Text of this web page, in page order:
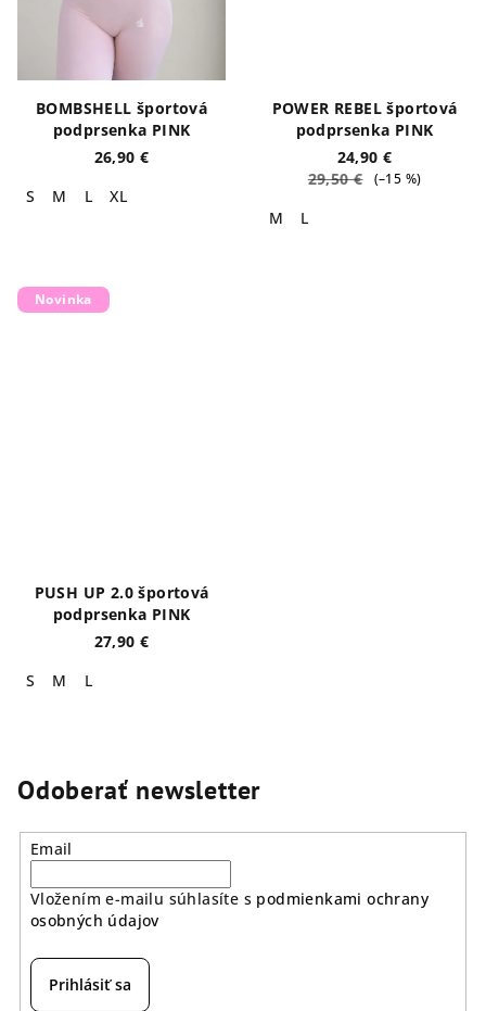
BOMBSHELL športová
podprsenka PINK
26,90 €
S
M L XL
POWER REBEL športová
podprsenka PINK
24,90 €
29,50 €
(–15 %)
M L
Novinka
PUSH UP 2.0 športová
podprsenka PINK
27,90 €
S
M L
Odoberať newsletter
Email
Vložením e-mailu súhlasíte s podmienkami ochrany
osobných údajov
Prihlásiť sa